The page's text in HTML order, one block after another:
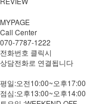
MYPAGE
Call Center
070-7787-1222
전화번호 클릭시
상담전화로 연결됩니다
평일:오전10:00~오후17:00
점심:오후13:00~오후14:00